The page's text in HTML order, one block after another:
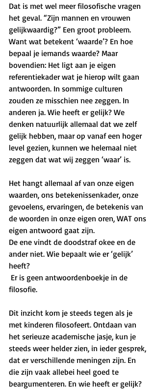
Dat is met wel meer filosofische vragen
het geval. “Zijn mannen en vrouwen
gelijkwaardig?” Een groot probleem.
Want wat betekent ‘waarde’? En hoe
bepaal je iemands waarde? Maar
bovendien: Het ligt aan je eigen
referentiekader wat je hierop wilt gaan
antwoorden. In sommige culturen
zouden ze misschien nee zeggen. In
anderen ja. Wie heeft er gelijk? We
denken natuurlijk allemaal dat we zelf
gelijk hebben, maar op vanaf een hoger
level gezien, kunnen we helemaal niet
zeggen dat wat wij zeggen ‘waar’ is.
Het hangt allemaal af van onze eigen
waarden, ons betekenissenkader, onze
gevoelens, ervaringen, de betekenis van
de woorden in onze eigen oren, WAT ons
eigen antwoord gaat zijn.
De ene vindt de doodstraf okee en de
ander niet. Wie bepaalt wie er ‘gelijk’
heeft?
filosofie.
Dit inzicht kom je steeds tegen als je
met kinderen filosofeert. Ontdaan van
het serieuze academische jasje, kun je
steeds weer helder zien, in ieder gesprek,
dat er verschillende meningen zijn. En
die zijn vaak allebei heel goed te
beargumenteren. En wie heeft er gelijk?